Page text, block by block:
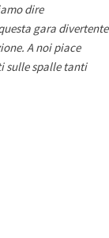
dire
gara divertente
A noi piace
sulle spalle tanti